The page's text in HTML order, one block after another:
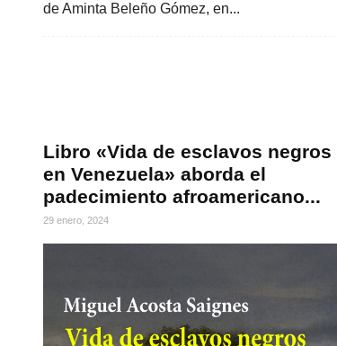
de Aminta Beleño Gómez, en...
Libro «Vida de esclavos negros
en Venezuela» aborda el
padecimiento afroamericano...
29 enero, 2024